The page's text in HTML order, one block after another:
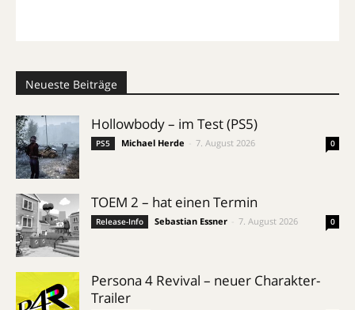
Neueste Beiträge
Hollowbody – im Test (PS5)
PS5 Michael Herde 7. August 2026 0
TOEM 2 – hat einen Termin
Release-Info Sebastian Essner 7. August 2026 0
Persona 4 Revival – neuer Charakter-
Trailer